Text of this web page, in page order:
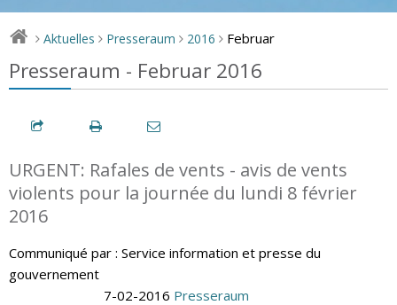
> Aktuelles > Presseraum > 2016 > Februar
Presseraum - Februar 2016
URGENT: Rafales de vents - avis de vents
violents pour la journée du lundi 8 février
2016
Communiqué par : Service information et presse du
gouvernement
7-02-2016 Presseraum